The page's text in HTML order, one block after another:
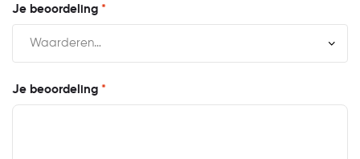
Je beoordeling *
Je beoordeling *